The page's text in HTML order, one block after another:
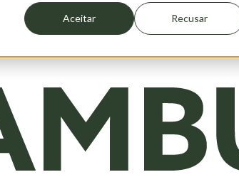
Aceitar Recusar